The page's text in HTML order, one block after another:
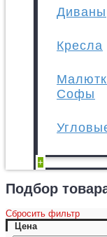
Диваны
Кресла
Софы
+
Подбор
Сбросить фильтр
Цена